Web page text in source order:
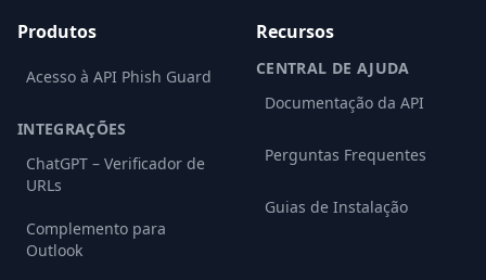
Produtos
Acesso à API Phish Guard
INTEGRAÇÕES
ChatGPT – Verificador de
URLs
Complemento para
Outlook
Recursos
CENTRAL DE AJUDA
Documentação da API
Perguntas Frequentes
Guias de Instalação